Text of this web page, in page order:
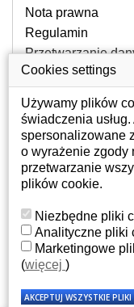
W
czy
też
JAK TO
Klawiatura
warstw folii, z
Każdorazowe
Nota prawna
Regulamin
Przetwarzanie
osobowych
Gdzie nas
Twoje konto
Twoje konto
Dane osobowe
Adresy
Historia zamówień
Cookies settings
Używamy plików
świadczenia
spersonalizowane
o wyrażenie zgody
przetwarzanie
plików cookie.
Niezbędne pliki
Analityczne pliki
Marketingowe
(więcej )